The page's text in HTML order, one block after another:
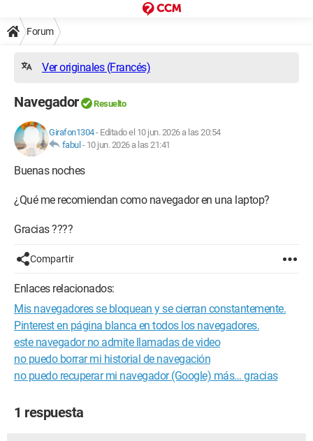
Forum
Ver originales (Francés)
Navegador Resuelto
Girafon1304- Editado el 10 jun. 2026 a las 20:54
fabul - 10 jun. 2026 a las 21:41
Buenas noches
¿Qué me recomiendan como navegador en una laptop?
Gracias ????
Compartir
Enlaces relacionados:
Mis navegadores se bloquean y se cierran constantemente.
Pinterest en página blanca en todos los navegadores.
este navegador no admite llamadas de video
no puedo borrar mi historial de navegación
no puedo recuperar mi navegador (Google) más… gracias
1 respuesta